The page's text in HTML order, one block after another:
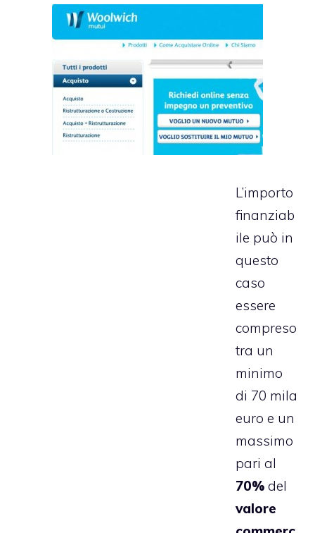
L’importo
finanziab
ile può in
questo
caso
essere
compreso
tra un
minimo
di 70 mila
euro e un
massimo
pari al
70% del
valore